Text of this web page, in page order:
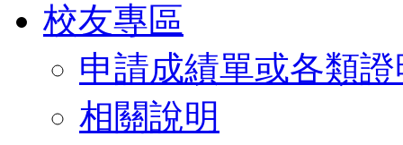
校友專區
申請成績單或各類證
相關說明